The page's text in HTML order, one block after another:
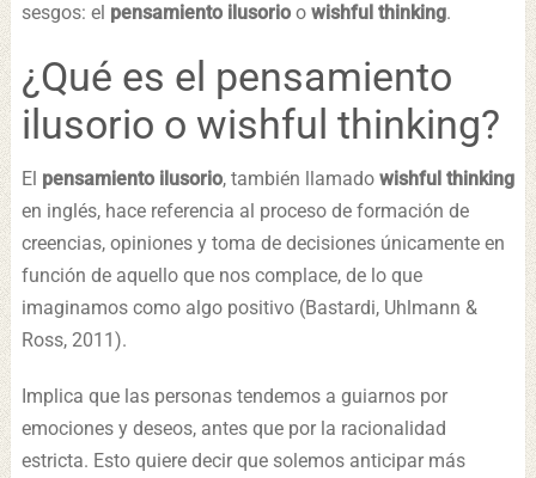
sesgos: el pensamiento ilusorioo wishful thinking.
¿Qué es el pensamiento
ilusorio o wishful thinking?
El pensamiento ilusorio, también llamado wishful thinking
en inglés, hace referencia al proceso de formación de
creencias, opiniones y toma de decisiones únicamente en
función de aquello que nos complace, de lo que
imaginamos como algo positivo (Bastardi, Uhlmann &
Ross, 2011).
Implica que las personas tendemos a guiarnos por
emociones y deseos, antes que por la racionalidad
estricta. Esto quiere decir que solemos anticipar más